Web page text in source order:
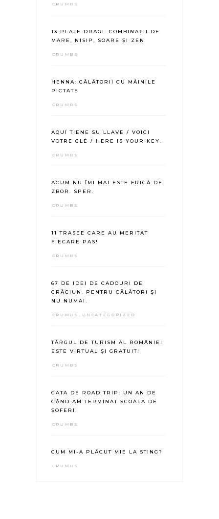
CRUMBS
13 PLAJE DRAGI: COMBINAȚII DE
MARE, NISIP, SOARE ȘI ZEN
CRUMBS
HENNA: CĂLĂTORII CU MÂINILE
PICTATE
CRUMBS
AQUÍ TIENE SU LLAVE / VOICI
VOTRE CLÉ / HERE IS YOUR KEY.
CRUMBS
ACUM NU ÎMI MAI ESTE FRICĂ DE
ZBOR. SPER.
CRUMBS
11 TRASEE CARE AU MERITAT
FIECARE PAS!
CRUMBS
67 DE IDEI DE CADOURI DE
CRĂCIUN. PENTRU CĂLĂTORI ȘI
NU NUMAI.
CRUMBS UNCATEGORIZED
TÂRGUL DE TURISM AL ROMÂNIEI
ESTE VIRTUAL ȘI GRATUIT!
CRUMBS
GATA DE ROAD TRIP: UN AN DE
CÂND AM TERMINAT ȘCOALA DE
ȘOFERI!
CRUMBS
CUM MI-A PLĂCUT MIE LA STING?
CRUMBS